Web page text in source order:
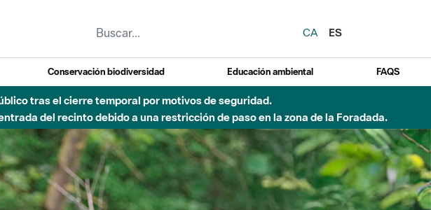
CA
ES
Conservación biodiversidad Educación ambiental FAQS
tras el cierre temporal por motivos de seguridad.
del recinto debido a una restricción de paso en la zona de la Foradada.